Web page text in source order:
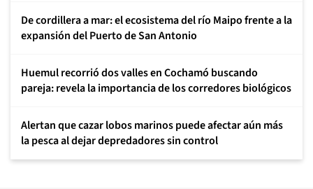
De cordillera a mar: el ecosistema del río Maipo frente a la
expansión del Puerto de San Antonio
Huemul recorrió dos valles en Cochamó buscando
pareja: revela la importancia de los corredores biológicos
Alertan que cazar lobos marinos puede afectar aún más
la pesca al dejar depredadores sin control